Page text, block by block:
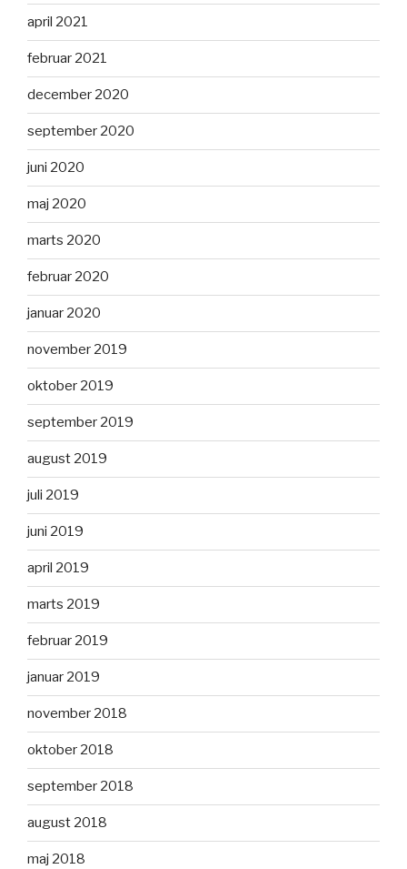
april 2021
februar 2021
december 2020
september 2020
juni 2020
maj 2020
marts 2020
februar 2020
januar 2020
november 2019
oktober 2019
september 2019
august 2019
juli 2019
juni 2019
april 2019
marts 2019
februar 2019
januar 2019
november 2018
oktober 2018
september 2018
august 2018
maj 2018